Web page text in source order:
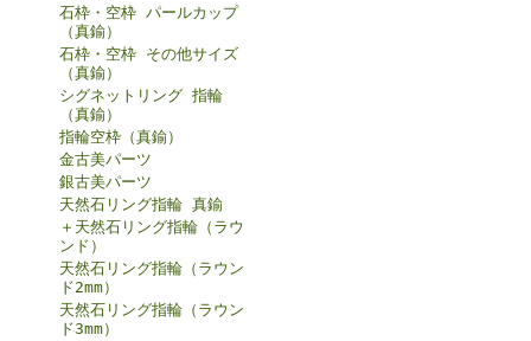
石枠・空枠 パールカップ
（真鍮）
石枠・空枠 その他サイズ
（真鍮）
シグネットリング 指輪
（真鍮）
指輪空枠（真鍮）
金古美パーツ
銀古美パーツ
天然石リング指輪 真鍮
＋天然石リング指輪（ラウ
ンド）
天然石リング指輪（ラウン
ド2mm）
天然石リング指輪（ラウン
ド3mm）